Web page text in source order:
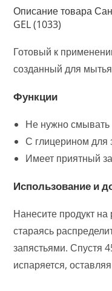
Описание товара
GEL (1033)
Готовый к
созданный для
Функции
Не нужно смывать
С глицерином для
Имеет приятный
Использование и
Нанесите продукт на
стараясь
запястьями. Спустя
испаряется,